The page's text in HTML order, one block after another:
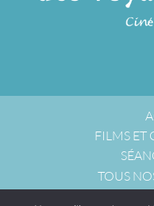
FILMS ET
TOUS